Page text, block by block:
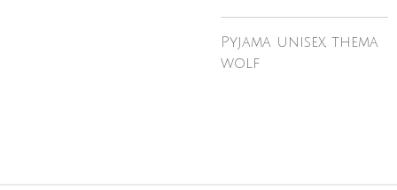
Pyjama unisex, thema
wolf